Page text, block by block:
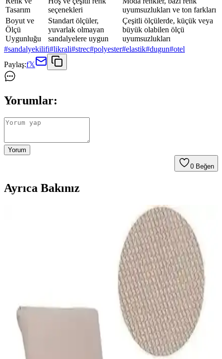
Tasarım
seçenekleri
uyumsuzlukları ve ton farkları
Boyut ve
Ölçü
Uygunluğu
Standart ölçüler,
yuvarlak olmayan
sandalyelere uygun
Çeşitli ölçülerde, küçük veya
büyük olabilen ölçü
uyumsuzlukları
#sandalyekilifi#likrali#strec#polyester#elastik#dugun#otel
Paylaş:f𝕏
Yorumlar:
Yorum
0 Beğen
Ayrıca Bakınız
Faiend Likralı ve Tuchmall Kadife Sandalye Kılıfı
Karşılaştırması Ürün Özellikleri ve Kullanıcı
Faiend Likralı ve Tuchmall Kadife sandalye kılıfları, farklı kumaşlar
ve özelliklerle ev dekorasyonunuza şıklık katıyor. Esneklik ve
temizlik kolaylığıyla öne çıkan bu ürünleri detaylı karşılaştırıyoruz.
Elgeyar Jakarli ve Faiend Likralı Sandalye
Kılıflarının Karşılaştırması ve Kullanım Özellikleri
Elgeyar jakarli ve Faiend likralı sandalye kılıflarını malzeme, uyum,
dayanıklılık ve bakım açısından karşılaştırıyoruz. Hangi ürün daha
uygun ve dayanıklı? Detaylar burada.